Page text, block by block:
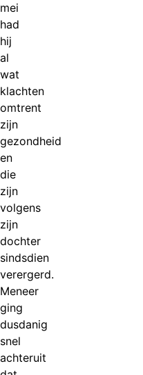
mei
had
hij
al
wat
klachten
omtrent
zijn
gezondheid
en
die
zijn
volgens
zijn
dochter
sindsdien
verergerd.
Meneer
ging
dusdanig
snel
achteruit